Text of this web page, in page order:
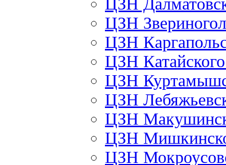
ЦЗН
ЦЗН
ЦЗН
ЦЗН
ЦЗН
ЦЗН
ЦЗН
ЦЗН
ЦЗН